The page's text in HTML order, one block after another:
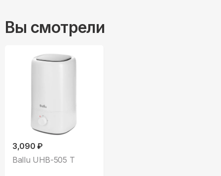
Вы смотрели
3,090 ₽
Ballu UHB-505 T